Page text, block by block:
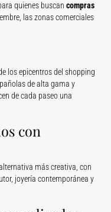
quienes buscan compras
las zonas comerciales
los epicentros del shopping
de alta gama y
de cada paseo una
con
más creativa, con
joyería contemporánea y